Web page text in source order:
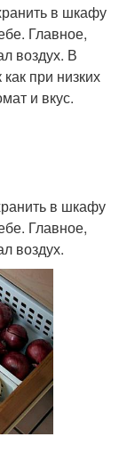
в шкафу
Главное,
воздух. В
при низких
и вкус.
в шкафу
Главное,
воздух.